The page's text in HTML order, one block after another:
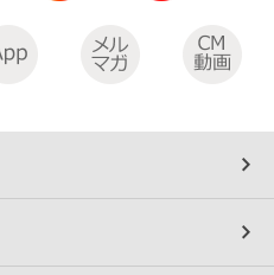
（店舗限定）
ング（店舗限定）
クボクローク」（店舗限定）
定）